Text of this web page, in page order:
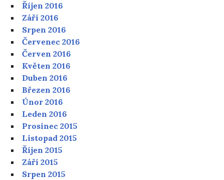
Říjen 2016
Září 2016
Srpen 2016
Červenec 2016
Červen 2016
Květen 2016
Duben 2016
Březen 2016
Únor 2016
Leden 2016
Prosinec 2015
Listopad 2015
Říjen 2015
Září 2015
Srpen 2015